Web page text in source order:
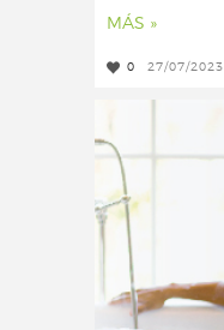
MÁS »
0 27/07/2023